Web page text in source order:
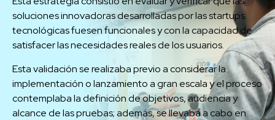
soluciones innovadoras desarrolladas por las startups
tecnológicas fuesen funcionales y con la capacidad de
satisfacer las necesidades reales de los usuarios.
Esta validación se realizaba previo a considerar la
implementación o lanzamiento a gran escala y el proceso
contemplaba la definición de objetivos, audiencia y
alcance de las pruebas; además, se llevaba a cabo en